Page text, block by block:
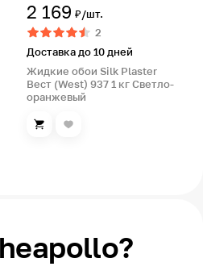
2 169 ₽/шт.
2
Доставка до 10 дней
Жидкие обои Silk Plaster
Вест (West) 937 1 кг Светло-
оранжевый